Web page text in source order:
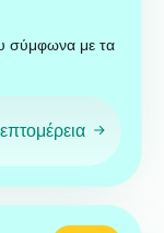
σύμφωνα με τα